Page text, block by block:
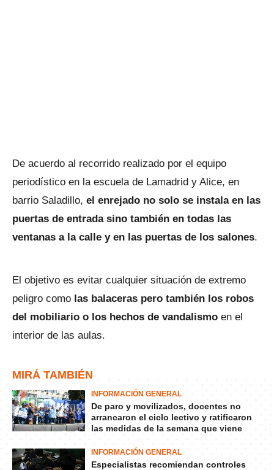
De acuerdo al recorrido realizado por el equipo
periodístico en la escuela de Lamadrid y Alice, en
barrio Saladillo, el enrejado no solo se instala en las
puertas de entrada sino también en todas las
ventanas a la calle y en las puertas de los salones.
El objetivo es evitar cualquier situación de extremo
peligro como las balaceras pero también los robos
del mobiliario o los hechos de vandalismo en el
interior de las aulas.
MIRÁ TAMBIÉN
INFORMACIÓN GENERAL
De paro y movilizados, docentes no
arrancaron el ciclo lectivo y ratificaron
las medidas de la semana que viene
INFORMACIÓN GENERAL
Especialistas recomiendan controles